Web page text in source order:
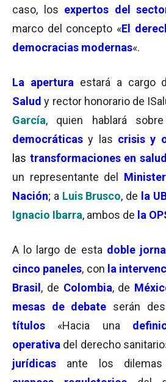
caso, los expertos del
marco del concepto «El
democracias modernas«.
La apertura estará a cargo
Salud y rector honorario de
García, quien hablará
democráticas y las crisis y
las transformaciones en salud
un representante del
Nación; a Luis Brusco, de la
Ignacio Ibarra, ambos de la
A lo largo de esta doble
cinco paneles, con la
Brasil , de Colombia, de
mesas de debate serán
títulos «Hacia una
operativa del derecho
jurídicas ante los dilemas